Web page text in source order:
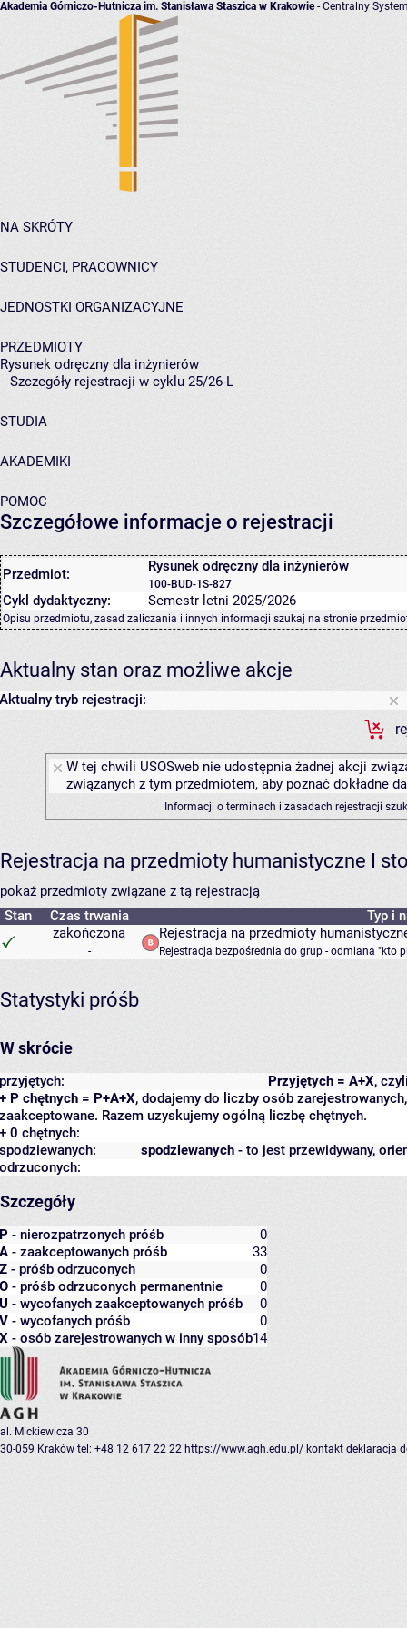
Akademia Górniczo-Hutnicza im. Stanisława Staszica w Krakowie- Centralny
NA SKRÓTY
STUDENCI, PRACOWNICY
JEDNOSTKI ORGANIZACYJNE
PRZEDMIOTY
Rysunek odręczny dla inżynierów
Szczegóły rejestracji w cyklu 25/26-L
STUDIA
AKADEMIKI
POMOC
Szczegółowe informacje o rejestracji
Przedmiot: Rysunek odręczny dla inżynierów
100-BUD-1S-827
Cykl dydaktyczny: Semestr letni 2025/2026
Opisu przedmiotu, zasad zaliczania i innych informacji szukaj na stronie
Aktualny stan oraz możliwe akcje
Aktualny tryb rejestracji:
W tej chwili USOSweb nie udostępnia żadnej akcji
związanych z tym przedmiotem, aby poznać dokładne
Informacji o terminach i zasadach rejestracji
Rejestracja na przedmioty humanistyczne I
pokaż przedmioty związane z tą rejestracją
Stan
Czas trwania
Typ i
zakończona
-
Rejestracja na przedmioty
Rejestracja bezpośrednia do grup - odmiana "kto
Statystyki próśb
W skrócie
Przyjętych = A+X,
przyjętych:
+ P chętnych = P+A+X, dodajemy do liczby osób
zaakceptowane. Razem uzyskujemy ogólną liczbę chętnych.
+ 0 chętnych:
spodziewanych - to jest przewidywany,
spodziewanych:
odrzuconych:
Szczegóły
P - nierozpatrzonych próśb
0
A - zaakceptowanych próśb
33
Z - próśb odrzuconych
0
O - próśb odrzuconych permanentnie
0
U - wycofanych zaakceptowanych próśb
0
V - wycofanych próśb
0
X - osób zarejestrowanych w inny sposób14
al. Mickiewicza 30
30-059 Kraków tel: +48 12 617 22 22 https://www.agh.edu.pl/ kontakt deklaracja